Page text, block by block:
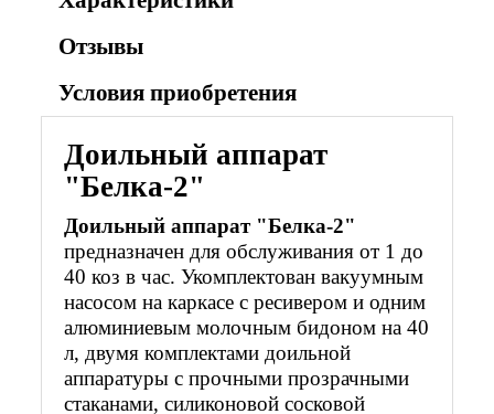
Отзывы
Условия приобретения
Доильный аппарат
"Белка-2"
Доильный аппарат "Белка-2"
предназначен для обслуживания от 1 до
40 коз в час. Укомплектован вакуумным
насосом на каркасе с ресивером и одним
алюминиевым молочным бидоном на 40
л, двумя комплектами доильной
аппаратуры с прочными прозрачными
стаканами, силиконовой сосковой